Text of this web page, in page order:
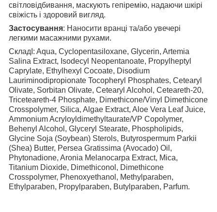
світловідбивання, маскують гепіремію, надаючи шкірі
свіжість і здоровий вигляд.
Застосування: Наносити вранці та/або увечері
легкими масажними рухами.
CкладI: Aqua, Cyclopentasiloxane, Glycerin, Artemia
Salina Extract, Isodecyl Neopentanoate, Propylheptyl
Caprylate, Ethylhexyl Cocoate, Disodium
Lauriminodipropionate Tocopheryl Phosphates, Cetearyl
Olivate, Sorbitan Olivate, Cetearyl Alcohol, Ceteareth-20,
Triceteareth-4 Phosphate, Dimethicone/Vinyl Dimethicone
Crosspolymer, Silica, Algae Extract, Aloe Vera Leaf Juice,
Ammonium Acryloyldimethyltaurate/VP Copolymer,
Behenyl Alcohol, Glyceryl Stearate, Phospholipids,
Glycine Soja (Soybean) Sterols, Butyrospermum Parkii
(Shea) Butter, Persea Gratissima (Avocado) Oil,
Phytonadione, Aronia Melanocarpa Extract, Mica,
Titanium Dioxide, Dimethiconol, Dimethicone
Crosspolymer, Phenoxyethanol, Methylparaben,
Ethylparaben, Propylparaben, Butylparaben, Parfum.